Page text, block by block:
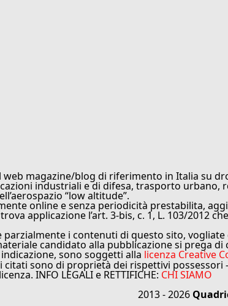
web magazine/blog di riferimento in Italia su
industriali e di difesa, trasporto urbano,
“low altitude”.
online e senza periodicità prestabilita,
applicazione l’art. 3-bis, c. 1, L. 103/2012
parzialmente i contenuti di questo sito,
candidato alla pubblicazione si prega di
sono soggetti alla licenza Creative
citati sono di proprietà dei rispettivi
INFO LEGALI e RETTIFICHE: CHI SIAMO
2013 - 2026